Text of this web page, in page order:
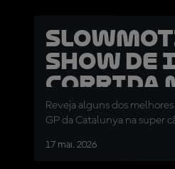
show de
corrida
Reveja alguns dos
GP da Catalunya na super
17 mai. 2026